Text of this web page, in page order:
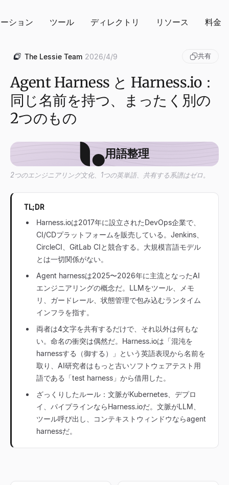
ション ツール ディレクトリ リソース 料金
The Lessie Team 2026/4/9 共有
Agent Harness と Harness.io：
同じ名前を持つ、まったく別の
2つのもの
用語整理
2つのエンジニアリング文化、1つの英単語、共有する系譜はゼロ。
TL;DR
Harness.ioは2017年に設立されたDevOps企業で、
CI/CDプラットフォームを販売している。Jenkins、
CircleCI、GitLab CIと競合する。大規模言語モデル
とは一切関係がない。
Agent harnessは2025〜2026年に主流となったAI
エンジニアリングの概念だ。LLMをツール、メモ
リ、ガードレール、状態管理で包み込むランタイム
インフラを指す。
両者は4文字を共有するだけで、それ以外は何もな
い。命名の衝突は偶然だ。Harness.ioは「混沌を
harnessする（御する）」という英語表現から名前を
取り、AI研究者はもっと古いソフトウェアテスト用
語である「test harness」から借用した。
ざっくりしたルール：文脈がKubernetes、デプロ
イ、パイプラインならHarness.ioだ。文脈がLLM、
ツール呼び出し、コンテキストウィンドウならagent
harnessだ。